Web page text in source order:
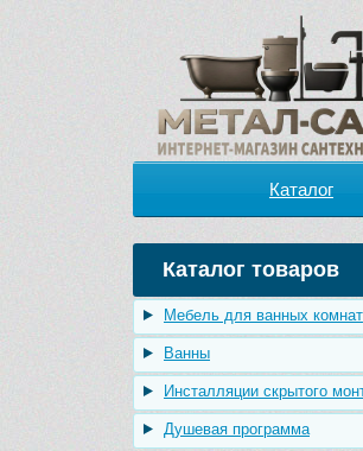
Каталог
Каталог товаров
Мебель для ванных комнат
Ванны
Инсталляции скрытого
Душевая программа